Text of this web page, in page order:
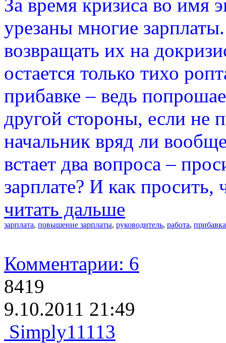
За время кризиса во имя
урезаны многие
возвращать их на
остается только тихо
прибавке – ведь
другой стороны, если не
начальник вряд ли
встает два вопроса –
зарплате? И как просить,
читать дальше
зарплата, повышение зарплаты, руководитель, работа,
Комментарии: 6
8419
9.10.2011 21:49
Simply11113